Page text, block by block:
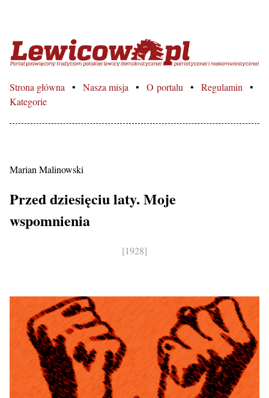
Lewicowo.pl – Portal
Strona główna Nasza misja O portalu
Regulamin
Kategorie
Marian Malinowski
Przed dziesięciu laty. Moje
wspomnienia
[1928]